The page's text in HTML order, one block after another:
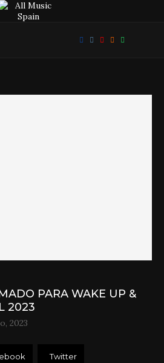
PARA WAKE UP &
2023
2023
Twitter